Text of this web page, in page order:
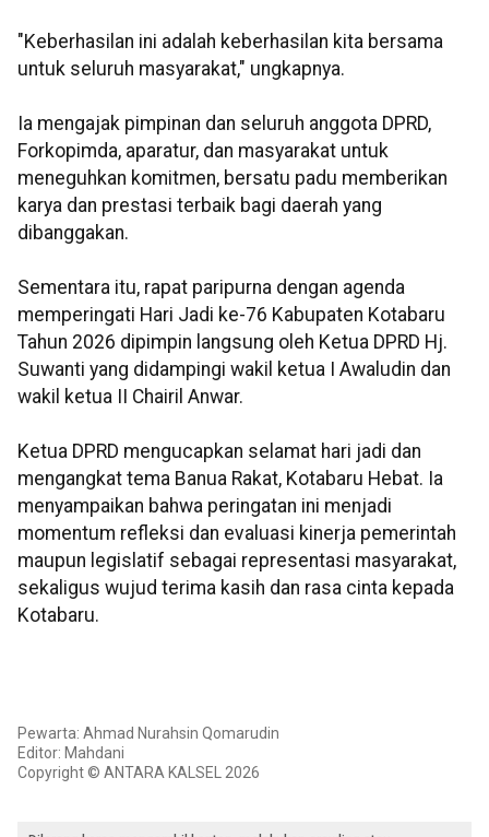
"Keberhasilan ini adalah keberhasilan kita bersama
untuk seluruh masyarakat," ungkapnya.
Ia mengajak pimpinan dan seluruh anggota DPRD,
Forkopimda, aparatur, dan masyarakat untuk
meneguhkan komitmen, bersatu padu memberikan
karya dan prestasi terbaik bagi daerah yang
dibanggakan.
Sementara itu, rapat paripurna dengan agenda
memperingati Hari Jadi ke-76 Kabupaten Kotabaru
Tahun 2026 dipimpin langsung oleh Ketua DPRD Hj.
Suwanti yang didampingi wakil ketua I Awaludin dan
wakil ketua II Chairil Anwar.
Ketua DPRD mengucapkan selamat hari jadi dan
mengangkat tema Banua Rakat, Kotabaru Hebat. Ia
menyampaikan bahwa peringatan ini menjadi
momentum refleksi dan evaluasi kinerja pemerintah
maupun legislatif sebagai representasi masyarakat,
sekaligus wujud terima kasih dan rasa cinta kepada
Kotabaru.
Pewarta: Ahmad Nurahsin Qomarudin
Editor: Mahdani
Copyright © ANTARA KALSEL 2026